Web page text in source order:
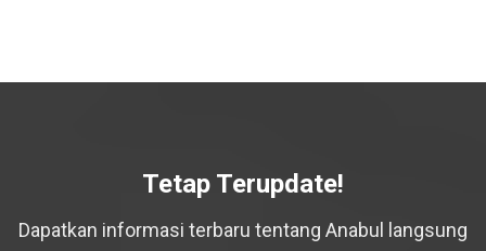
Tetap Terupdate!
Dapatkan informasi terbaru tentang Anabul langsung